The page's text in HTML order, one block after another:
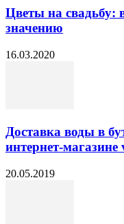
Цветы на свадьбу:
значению
16.03.2020
Доставка воды в
интернет-
20.05.2019